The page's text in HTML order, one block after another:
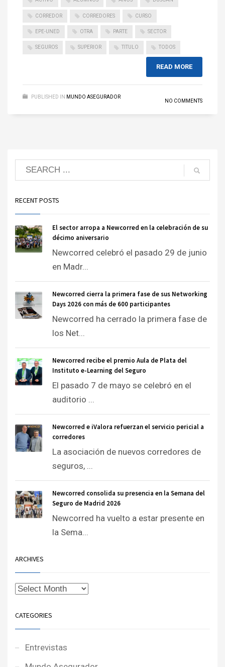
CORREDOR CORREDORES CURSO
EPE-UNED OTRA PARTE SECTOR
SEGUROS SUPERIOR TITULO TODOS
READ MORE
PUBLISHED IN MUNDO ASEGURADOR
NO COMMENTS
RECENT POSTS
El sector arropa a Newcorred en la celebración de su
décimo aniversario
Newcorred celebró el pasado 29 de junio
en Madr...
Newcorred cierra la primera fase de sus Networking
Days 2026 con más de 600 participantes
Newcorred ha cerrado la primera fase de
los Net...
Newcorred recibe el premio Aula de Plata del
Instituto e-Learning del Seguro
El pasado 7 de mayo se celebró en el
auditorio ...
Newcorred e iValora refuerzan el servicio pericial a
corredores
La asociación de nuevos corredores de
seguros, ...
Newcorred consolida su presencia en la Semana del
Seguro de Madrid 2026
Newcorred ha vuelto a estar presente en
la Sema...
ARCHIVES
CATEGORIES
Entrevistas